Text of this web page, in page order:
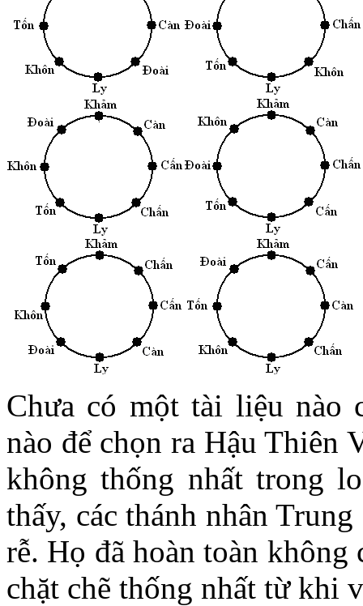
Chưa có một tài liệu nào
nào để chọn ra Hậu Thiên
không thống nhất trong
thấy, các thánh nhân
rễ. Họ đã hoàn toàn
chặt chẽ thống nhất từ khi